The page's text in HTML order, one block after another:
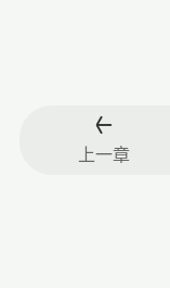
上一章